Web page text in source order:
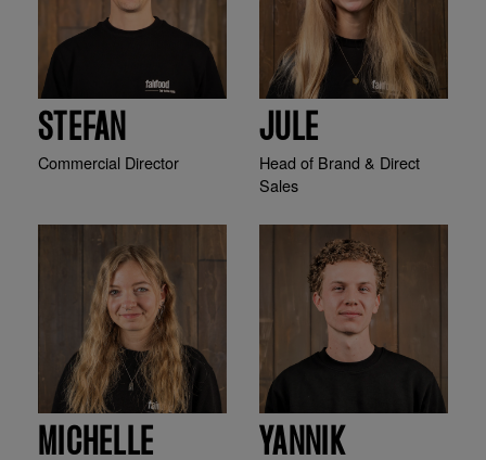
STEFAN
Commercial Director
JULE
Head of Brand & Direct
Sales
MICHELLE YANNIK